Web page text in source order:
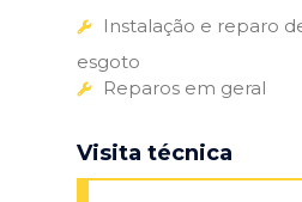
Instalação e reparo
esgoto
Reparos em geral
Visita técnica